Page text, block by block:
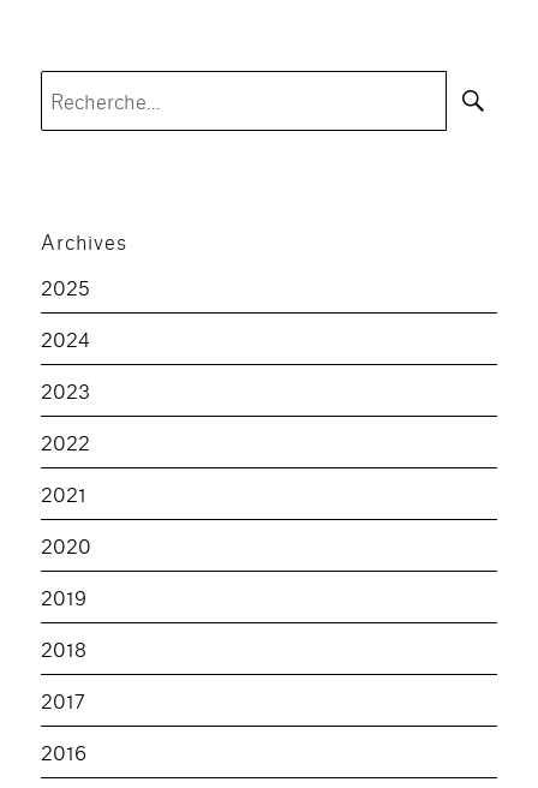
Archives
2025
2024
2023
2022
2021
2020
2019
2018
2017
2016